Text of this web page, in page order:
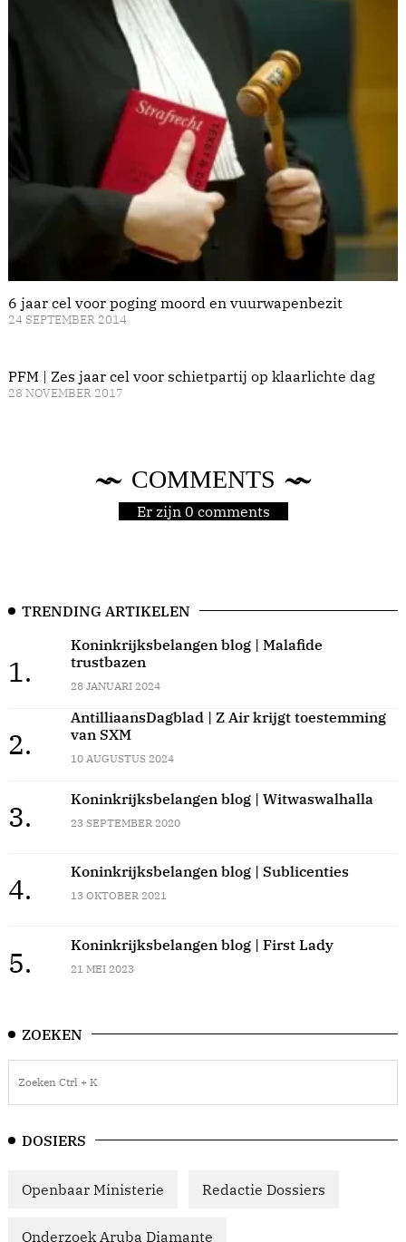
6 jaar cel voor poging moord en vuurwapenbezit
24 SEPTEMBER 2014
PFM | Zes jaar cel voor schietpartij op klaarlichte dag
28 NOVEMBER 2017
COMMENTS
Er zijn 0 comments
TRENDING ARTIKELEN
1.
Koninkrijksbelangen blog | Malafide
trustbazen
28 JANUARI 2024
2.
AntilliaansDagblad | Z Air krijgt toestemming
van SXM
10 AUGUSTUS 2024
3.
Koninkrijksbelangen blog | Witwaswalhalla
23 SEPTEMBER 2020
4.
Koninkrijksbelangen blog | Sublicenties
13 OKTOBER 2021
5.
Koninkrijksbelangen blog | First Lady
21 MEI 2023
ZOEKEN
DOSIERS
Openbaar Ministerie Redactie Dossiers
Onderzoek Aruba Diamante